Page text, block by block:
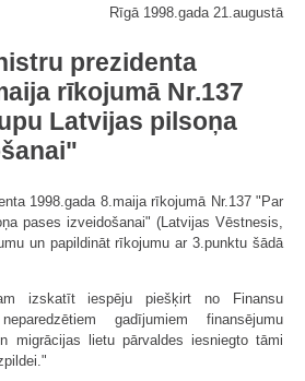
Rīgā 1998.gada 21.augustā
prezidenta
rīkojumā Nr.137
Latvijas pilsoņa
1998.gada 8.maija rīkojumā Nr.137 "Par
pases izveidošanai" (Latvijas Vēstnesis,
un papildināt rīkojumu ar 3.punktu šādā
izskatīt iespēju piešķirt no Finansu
gadījumiem finansējumu
migrācijas lietu pārvaldes iesniegto tāmi